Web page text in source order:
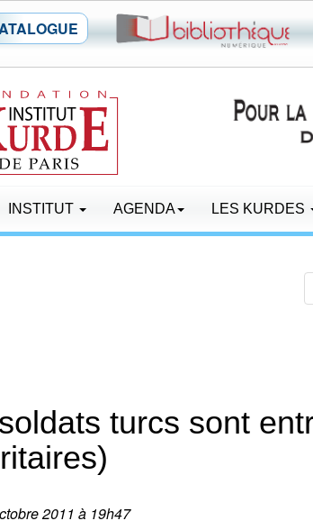
INSTITUT AGENDA LES KURDES
turcs sont
2011 à 19h47